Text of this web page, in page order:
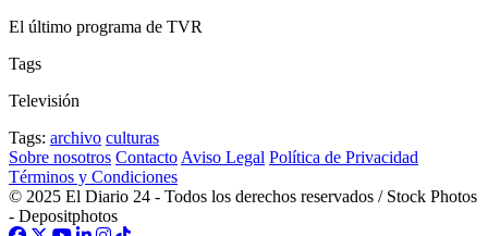
El último programa de TVR
Tags
Televisión
Tags: archivo culturas
Sobre nosotros Contacto Aviso Legal Política de Privacidad
Términos y Condiciones
© 2025 El Diario 24 - Todos los derechos reservados / Stock Photos
- Depositphotos